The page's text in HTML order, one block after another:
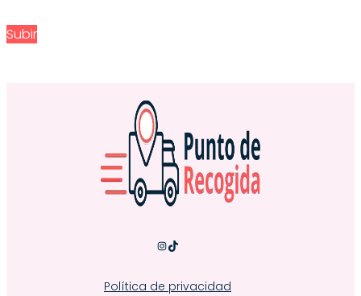
Subir
Instagram
TikTok
Política de privacidad